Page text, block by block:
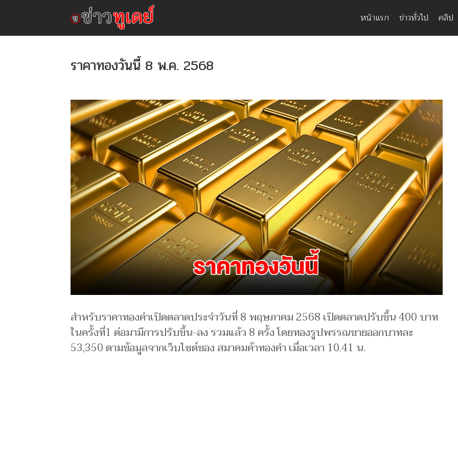
หน้าแรก ข่าวทั่วไป คลิป
ราคาทองวันนี้ 8 พ.ค. 2568
สำหรับราคาทองคำเปิดตลาดประจำวันที่ 8 พฤษภาคม 2568 เปิดตลาดปรับขึ้น 400 บาท
ในครั้งที่1 ต่อมามีการปรับขึ้น-ลง รวมแล้ว 8 ครั้ง โดยทองรูปพรรณขายออกบาทละ
53,350 ตามข้อมูลจากเว็บไซต์ของ สมาคมค้าทองคำ เมื่อเวลา 10.41 น.